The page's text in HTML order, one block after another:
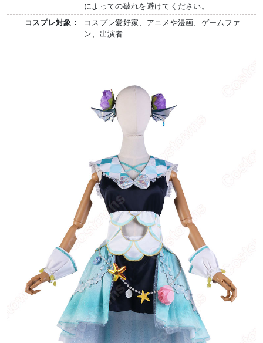
によっての破れを避けてください。
コスプレ対象：
コスプレ愛好家、アニメや漫画、ゲームファ
ン、出演者